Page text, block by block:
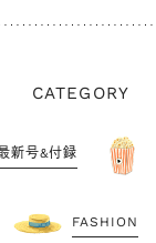
CATEGORY
新号&付録
FASHION